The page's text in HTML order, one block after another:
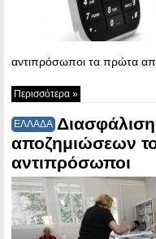
αντιπρόσωποι τα πρώτα
Περισσότερα »
ΕΛΛΑΔΑ
αποζημιώσεων
αντιπρόσωποι